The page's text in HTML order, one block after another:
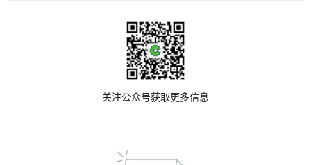
关注公众号获取更多信息